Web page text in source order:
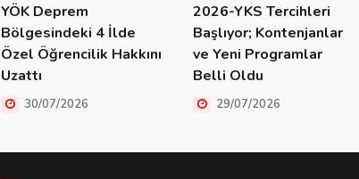
YÖK Deprem
Bölgesindeki 4 İlde
Özel Öğrencilik Hakkını
Uzattı
30/07/2026
2026-YKS Tercihleri
Başlıyor; Kontenjanlar
ve Yeni Programlar
Belli Oldu
29/07/2026